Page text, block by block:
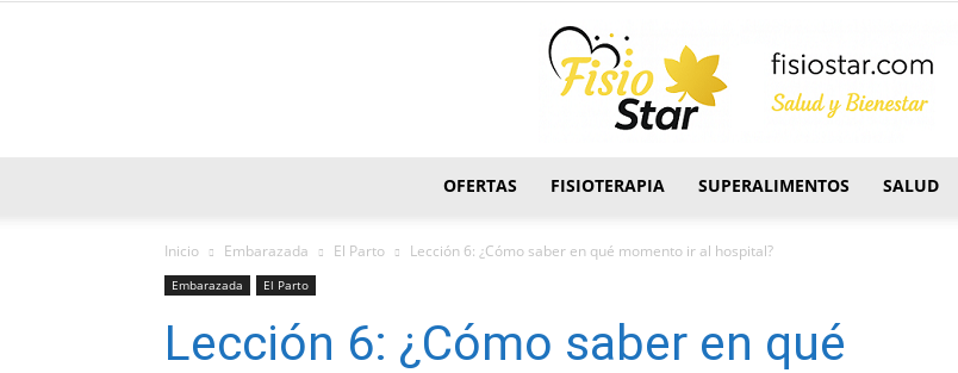
OFERTAS FISIOTERAPIA SUPERALIMENTOS SALUD
Inicio Embarazada El Parto Lección 6: ¿Cómo saber en qué momento ir al hospital?
Embarazada El Parto
Lección 6: ¿Cómo saber en qué